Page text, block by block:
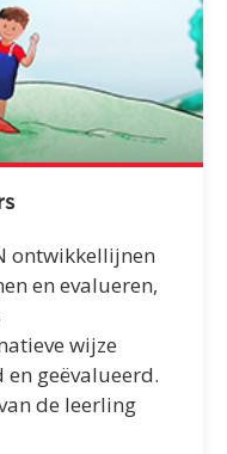
ontwikkellijnen
en evalueren,
wijze
geëvalueerd.
de leerling